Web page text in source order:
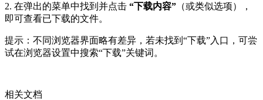
2. 在弹出的菜单中找到并点击 “下载内容” （或类似选项），
即可查看已下载的文件。
提示：不同浏览器界面略有差异，若未找到“下载”入口，可尝
试在浏览器设置中搜索“下载”关键词。
相关文档